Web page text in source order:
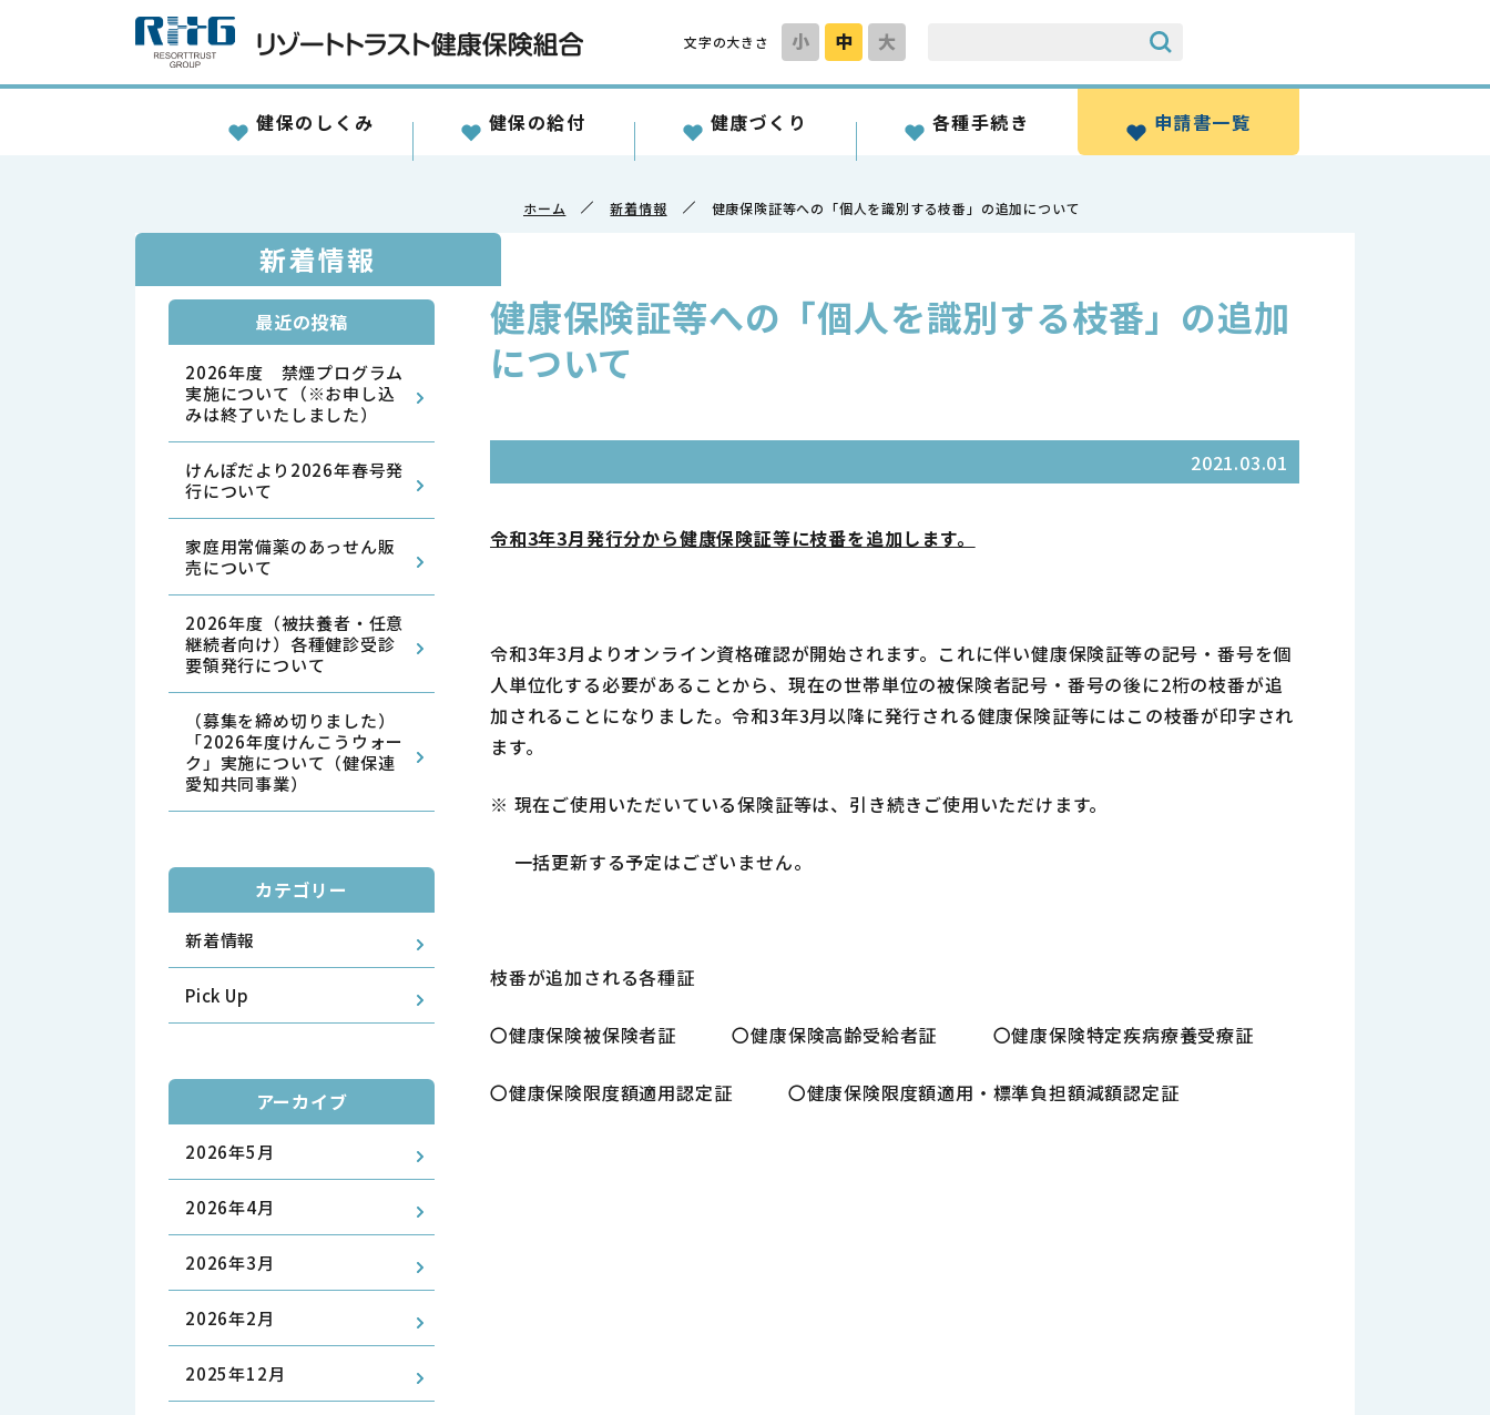
文字の大きさ 小 中 大
健保のしくみ 健保の給付 健康づくり 各種手続き 申請書一覧
ホーム 新着情報 健康保険証等への「個人を識別する枝番」の追加について
健康保険証等への「個人を識別する枝番」の追加
について
2021.03.01
令和3年3月発行分から健康保険証等に枝番を追加します。
令和3年3月よりオンライン資格確認が開始されます。これに伴い健康保険証等の記号・番号を個
人単位化する必要があることから、現在の世帯単位の被保険者記号・番号の後に2桁の枝番が追
加されることになりました。令和3年3月以降に発行される健康保険証等にはこの枝番が印字され
ます。
※ 現在ご使用いただいている保険証等は、引き続きご使用いただけます。
一括更新する予定はございません。
枝番が追加される各種証
〇健康保険被保険者証 〇健康保険高齢受給者証 〇健康保険特定疾病療養受療証
〇健康保険限度額適用認定証 〇健康保険限度額適用・標準負担額減額認定証
新着情報
最近の投稿
2026年度 禁煙プログラム
実施について（※お申し込
みは終了いたしました）
けんぽだより2026年春号発
行について
家庭用常備薬のあっせん販
売について
2026年度（被扶養者・任意
継続者向け）各種健診受診
要領発行について
（募集を締め切りました）
「2026年度けんこうウォー
ク」実施について（健保連
愛知共同事業）
カテゴリー
新着情報
Pick Up
アーカイブ
2026年5月
2026年4月
2026年3月
2026年2月
2025年12月